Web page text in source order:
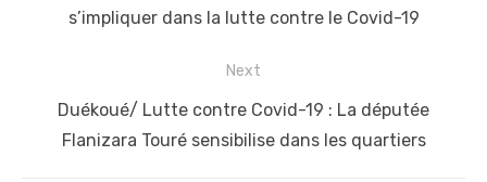
post:s’impliquer dans la lutte contre le Covid-19
Next
Next
post:
Duékoué/ Lutte contre Covid-19 : La députée
Flanizara Touré sensibilise dans les quartiers